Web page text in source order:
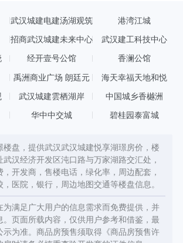
在项目正对面。经开外校是和全国首批7所外
外国语学校合作办学、委托管理，还有知名校
初中、高中及国际部，是一所具有高起点、高
班的幼儿园，周边还有沌口小学、万家湖小
育资源，让孩子从小赢在起跑线上。项目医疗
航。 项目位于汤湖、万家湖两湖中心，近享生
绕，集园林景观、旅游观赏、休闲娱乐于一
武汉城建电建汤湖观筑 港湾江城
招商武汉城建未来中心 武汉建工科技中心
经开壹号公馆 香澜公馆
禹洲商业广场 朗廷元
海天幸福天地和悦
武汉城建雲栖湖岸 中国城乡香樾洲
华中中交城 碧桂园泰富城
楼盘，提供武汉武汉城建悦享湖璟房价，楼
汉经济开发区沌口路与万家湖路交汇处，
开发商，售楼电话，绿化率，周边配套，
医院，银行，周边地图交通等楼盘信息。
为满足广大用户的信息需求而免费提供，并
。页面所载内容，仅供用户参考和借鉴，最
示为准。商品房预售须取得《商品房预售许